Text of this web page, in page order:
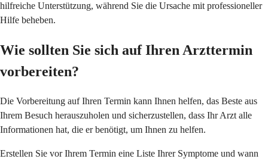
hilfreiche Unterstützung, während Sie die Ursache mit professioneller
Hilfe beheben.
Wie sollten Sie sich auf Ihren Arzttermin
vorbereiten?
Die Vorbereitung auf Ihren Termin kann Ihnen helfen, das Beste aus
Ihrem Besuch herauszuholen und sicherzustellen, dass Ihr Arzt alle
Informationen hat, die er benötigt, um Ihnen zu helfen.
Erstellen Sie vor Ihrem Termin eine Liste Ihrer Symptome und wann